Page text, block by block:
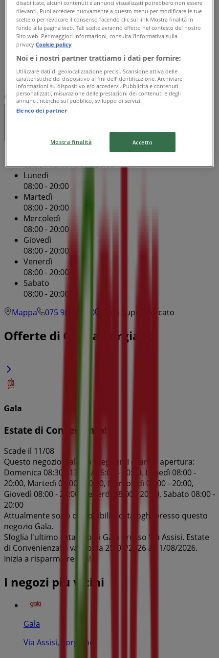
Mercoledì
08:00 - 20:00
Giovedì
08:00 - 20:00
Venerdì
08:00 - 20:00
Sabato
08:00 - 20:00
Mappa
075 988 83 00 Gala Supermercato
08:30 - 13:0016:00 - 20:00
Lunedì
08:00 - 20:00
Martedì
08:00 - 20:00
Mercoledì
08:00 - 20:00
Giovedì
08:00 - 20:00
Venerdì
08:00 - 20:00
Sabato
08:00 - 20:00
Mappa
075 988 83 00 Gala Supermercato
Offerte di Gala a Torgiano
Gala
Estate di Convenienza!
Scade il 11/08
Questo negozio Gala ha i seguenti orari di apertura:
Domenica 08:30 - 13:00 / 16:00 - 20:00, Lunedì 08:00 -
20:00, Martedì 08:00 - 20:00, Mercoledì 08:00 - 20:00,
Giovedì 08:00 - 20:00, Venerdì 08:00 - 20:00, Sabato 08:00 -
20:00
Attualmente sono disponibili 1 cataloghi presso questo
negozio Gala.
Sfoglia l'ultimo catalogo di Gala presso Via Assisi. Estate
di Convenienza! è valido da 29/07/2026 a 11/08/2026.
Inizia a risparmiare ora!
I negozi più vicini
Gala
Via Assisi, Torgiano
disabilitate, alcuni contenuti e annunci visualizzati potrebbero non essere
rilevanti. Puoi accedere nuovamente a questo menu per modificare le tue
scelte o per revocare il consenso facendo clic sul link Mostra finalità in
fondo alla pagina web. Tali scelte avranno effetto nel contesto del nostro
Sito web. Per maggiori informazioni, consulta l'Informativa sulla
privacy.Cookie policy
Noi e i nostri partner trattiamo i dati per fornire:
Utilizzare dati di geolocalizzazione precisi. Scansione attiva delle
caratteristiche del dispositivo ai fini dell’identificazione. Archiviare
informazioni su dispositivo e/o accedervi. Pubblicità e contenuti
personalizzati, misurazione delle prestazioni dei contenuti e degli
annunci, ricerche sul pubblico, sviluppo di servizi.
Elenco dei partner
Mostra finalità Accetto